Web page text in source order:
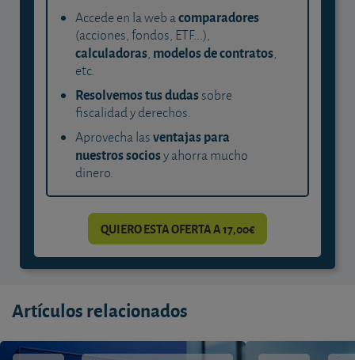
Accede en la web acomparadores
(acciones, fondos, ETF...),
calculadoras, modelos de contratos,
etc.
Resolvemos tus dudassobre
fiscalidad y derechos.
Aprovecha lasventajas para
nuestros sociosy ahorra mucho
dinero.
QUIERO ESTA OFERTA A 17,00€
Artículos relacionados